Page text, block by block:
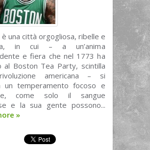
una città orgogliosa, ribelle e
in cui – a un’anima
e fiera che nel 1773 ha
al Boston Tea Party, scintilla
americana – si
un temperamento focoso e
come solo il sangue
e la sua gente possono...
»